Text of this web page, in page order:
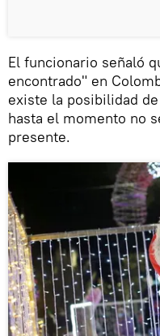
El funcionario señaló
encontrado" en
existe la posibilidad
hasta el momento no
presente.